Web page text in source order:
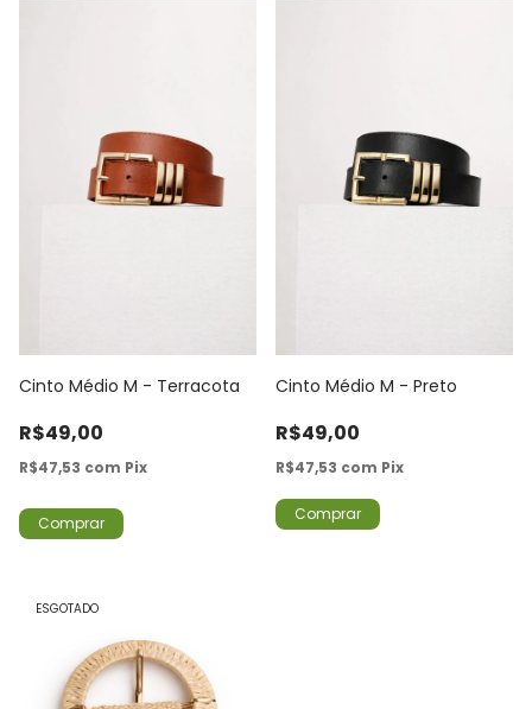
Cinto Médio M - Terracota
R$49,00
R$47,53 com Pix
Comprar
Cinto Médio M - Preto
R$49,00
R$47,53 com Pix
Comprar
ESGOTADO